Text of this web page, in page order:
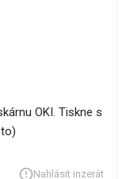
OKI. Tiskne s
Nahlásit inzerát